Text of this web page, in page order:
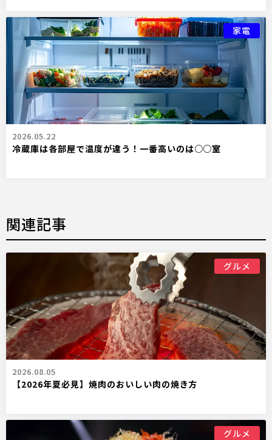
家電
2026.05.22
冷蔵庫は各部屋で温度が違う！一番高いのは○○室
関連記事
グルメ
2026.08.05
【2026年夏必見】焼肉のおいしい肉の焼き方
グルメ